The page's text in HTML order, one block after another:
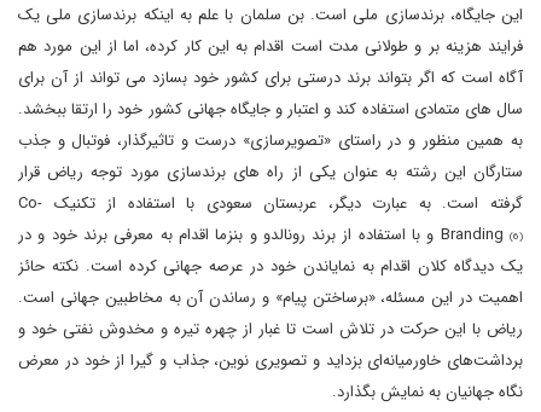
این جایگاه، برندسازی ملی است. بن سلمان با علم به اینکه برندسازی ملی یک
فرایند هزینه بر و طولانی مدت است اقدام به این کار کرده، اما از این مورد هم
آگاه است که اگر بتواند برند درستی برای کشور خود بسازد می تواند از آن برای
سال های متمادی استفاده کند و اعتبار و جایگاه جهانی کشور خود را ارتقا ببخشد.
به همین منظور و در راستای «تصویرسازی» درست و تاثیرگذار، فوتبال و جذب
ستارگان این رشته به عنوان یکی از راه های برندسازی مورد توجه ریاض قرار
گرفته است. به عبارت دیگر، عربستان سعودی با استفاده از تکنیک Co-
Branding (6)
و با استفاده از برند رونالدو و بنزما اقدام به معرفی برند خود و در
یک دیدگاه کلان اقدام به نمایاندن خود در عرصه جهانی کرده است. نکته حائز
اهمیت در این مسئله، «برساختن پیام» و رساندن آن به مخاطبین جهانی است.
ریاض با این حرکت در تلاش است تا غبار از چهره تیره و مخدوش نفتی خود و
برداشت‌های خاورمیانه‌ای بزداید و تصویری نوین، جذاب و گیرا از خود در معرض
نگاه جهانیان به نمایش بگذارد.